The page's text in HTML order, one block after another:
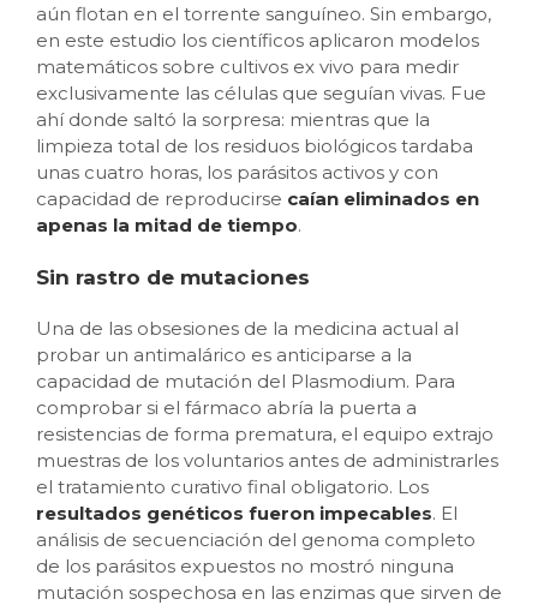
aún flotan en el torrente sanguíneo. Sin embargo,
en este estudio los científicos aplicaron modelos
matemáticos sobre cultivos ex vivo para medir
exclusivamente las células que seguían vivas. Fue
ahí donde saltó la sorpresa: mientras que la
limpieza total de los residuos biológicos tardaba
unas cuatro horas, los parásitos activos y con
capacidad de reproducirse caían eliminados en
apenas la mitad de tiempo.
Sin rastro de mutaciones
Una de las obsesiones de la medicina actual al
probar un antimalárico es anticiparse a la
capacidad de mutación del Plasmodium. Para
comprobar si el fármaco abría la puerta a
resistencias de forma prematura, el equipo extrajo
muestras de los voluntarios antes de administrarles
el tratamiento curativo final obligatorio. Los
resultados genéticos fueron impecables. El
análisis de secuenciación del genoma completo
de los parásitos expuestos no mostró ninguna
mutación sospechosa en las enzimas que sirven de